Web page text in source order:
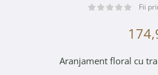
Fii
Aranjament floral cu